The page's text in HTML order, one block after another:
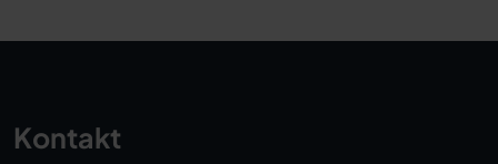
Kontakt